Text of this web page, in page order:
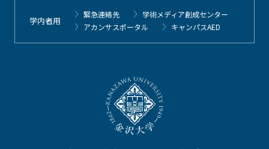
学内者用
緊急連絡先
学術メディア創成センター
アカンサスポータル
キャンパスAED